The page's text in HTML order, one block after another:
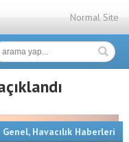
Normal Site
Genel, Havacılık Haberleri